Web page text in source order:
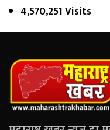
4,570,251 Visits